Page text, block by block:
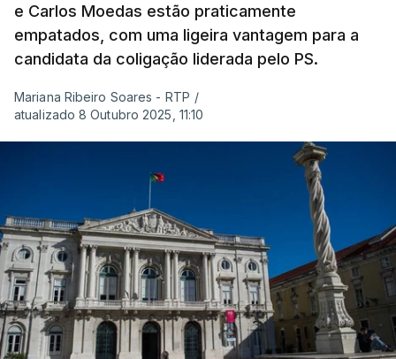
e Carlos Moedas estão praticamente
empatados, com uma ligeira vantagem para a
candidata da coligação liderada pelo PS.
Mariana Ribeiro Soares - RTP /
atualizado 8 Outubro 2025, 11:10